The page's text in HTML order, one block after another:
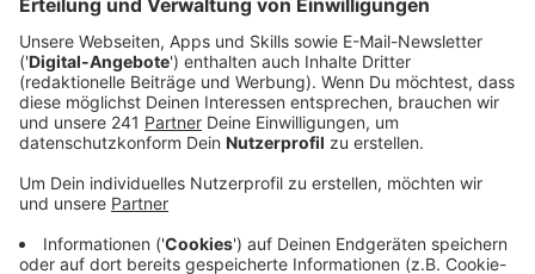
Die Polizei hat ihre Vorbereitungen für die Mitte
Januar geplante Räumung in und um Lützerath herum
fortgesetzt. Flächen rund um das Dorf würden für die
Logistik des Großeinsatzes erschlossen, sagte ein
Polizeisprecher. Klimaaktivsten rufen gleichzeitig dazu
auf, vor Ort Unterstützung zu zeigen. Sie wollen
versuchen, die Räumung mit allen Mitteln zu verhindern
oder zumindest zu verzögern. Dazu bedarf es offenbar
deutlich mehr Aktivisten, die sich in und um Lützerath